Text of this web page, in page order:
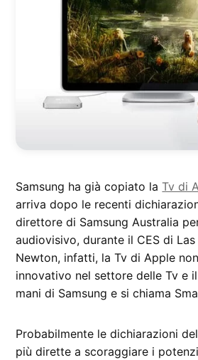
Samsung ha già copiato la Tv di
arriva dopo le recenti
direttore di Samsung Australia
audiovisivo, durante il CES di
Newton, infatti, la Tv di Apple
innovativo nel settore delle Tv e
mani di Samsung e si chiama
Probabilmente le dichiarazioni
più dirette a scoraggiare i